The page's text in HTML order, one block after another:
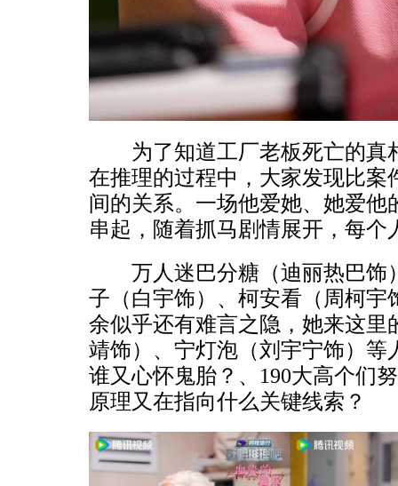
为了知道工厂老板死亡的真
在推理的过程中，大家发现比
间的关系。一场他爱她、她爱他
串起，随着抓马剧情展开，每个
万人迷巴分糖（迪丽热巴饰
子（白宇饰）、柯安看（周柯
余似乎还有难言之隐，她来这
靖饰）、宁灯泡（刘宇宁饰）
谁又心怀鬼胎？、190大高个们
原理又在指向什么关键线索？